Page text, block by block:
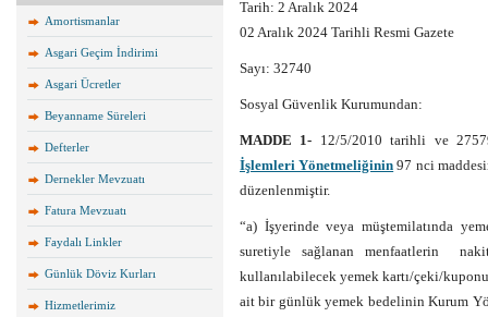
Amortismanlar
Asgari Geçim İndirimi
Asgari Ücretler
Beyanname Süreleri
Defterler
Dernekler Mevzuatı
Fatura Mevzuatı
Faydalı Linkler
Günlük Döviz Kurları
Hizmetlerimiz
Tarih: 2 Aralık 2024
02 Aralık 2024 Tarihli Resmi Gazete
Sayı: 32740
Sosyal Güvenlik Kurumundan:
MADDE 1- 12/5/2010 tarihli ve
İşlemleri Yönetmeliğinin 97 nci
düzenlenmiştir.
“a) İşyerinde veya müştemilatında
suretiyle sağlanan menfaatlerin
kullanılabilecek yemek kartı/çeki/
ait bir günlük yemek bedelinin Kurum